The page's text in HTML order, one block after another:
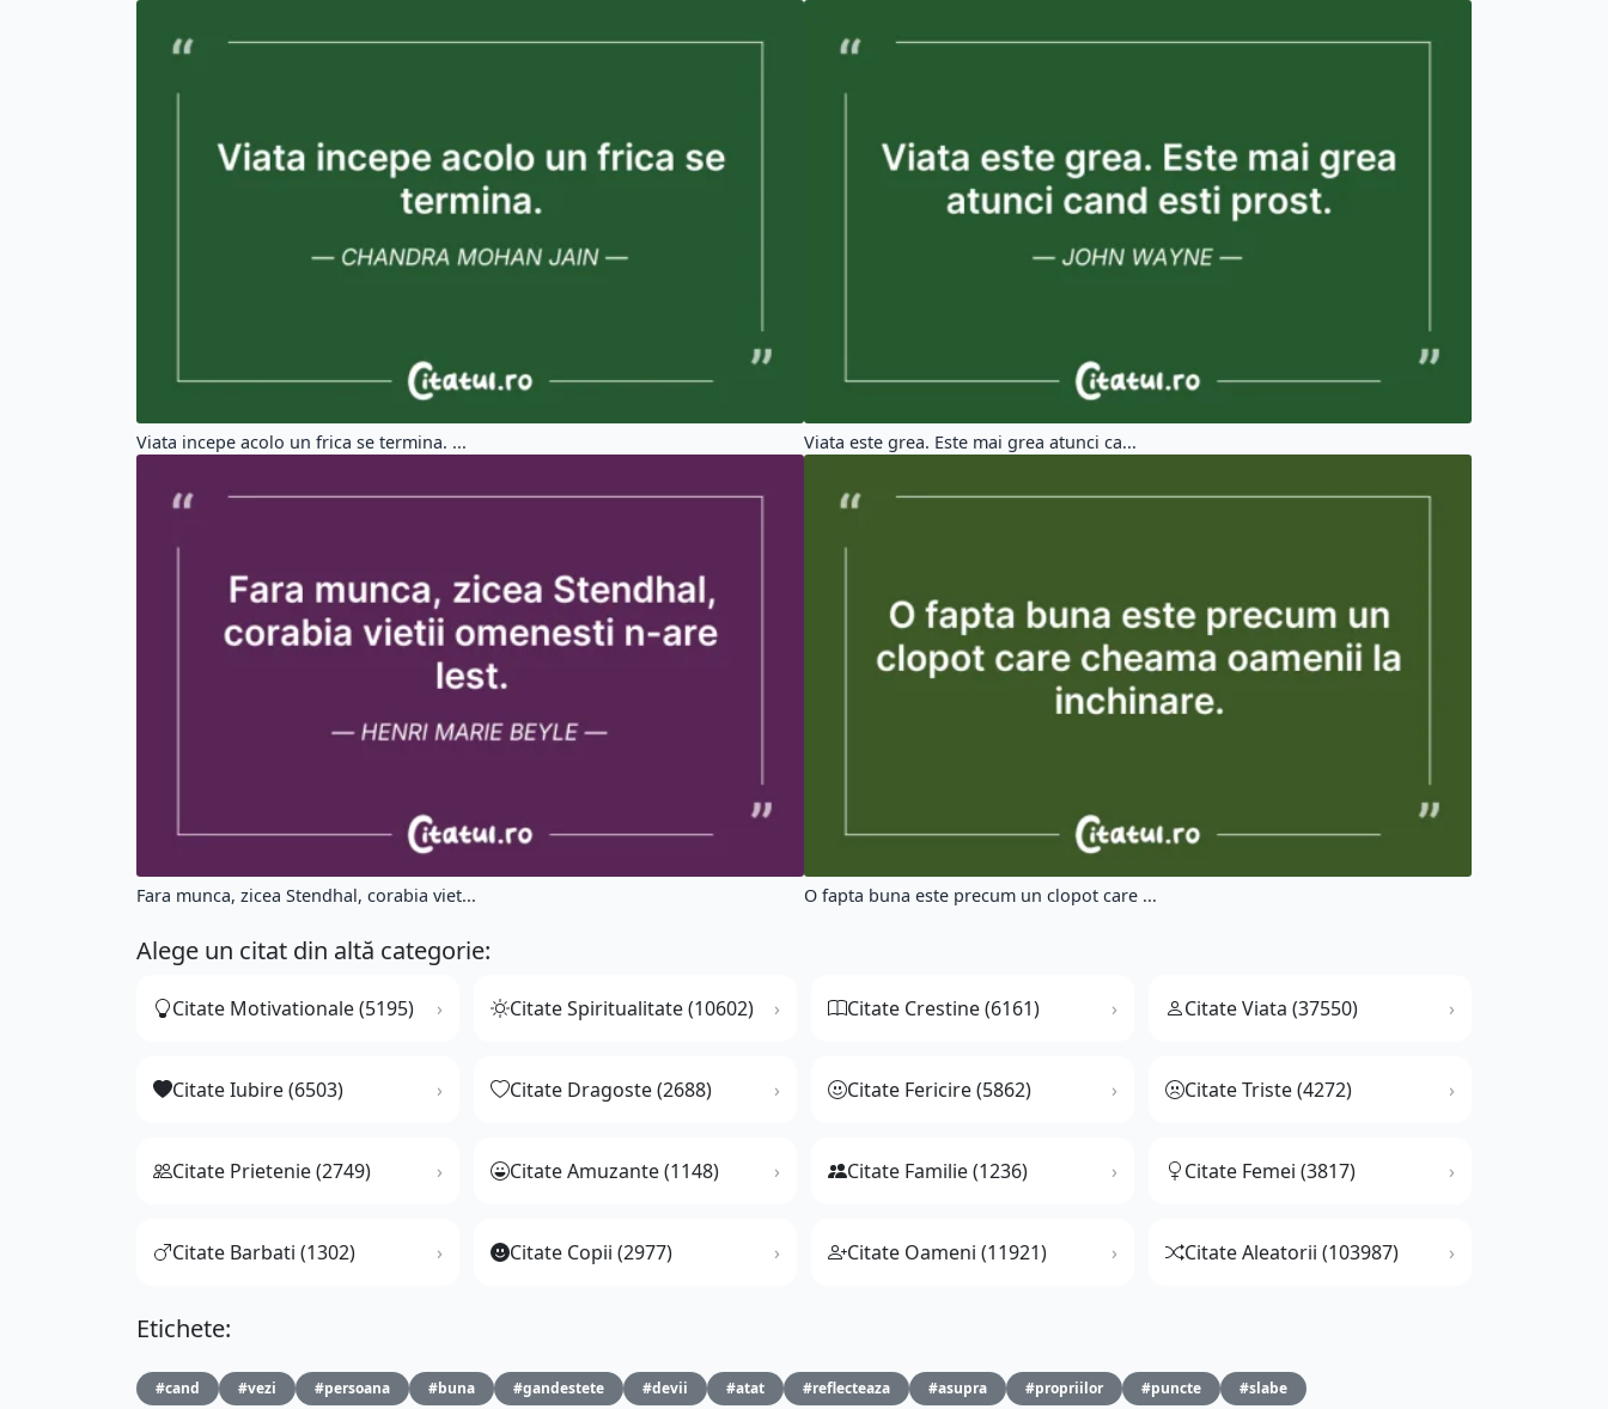
Viata incepe acolo un frica se termina. ... Viata este grea. Este mai grea atunci ca...
Fara munca, zicea Stendhal, corabia viet... O fapta buna este precum un clopot care ...
Alege un citat din altă categorie:
Citate Motivationale (5195) Citate Spiritualitate (10602) Citate Crestine (6161) Citate Viata (37550)
Citate Iubire (6503) Citate Dragoste (2688) Citate Fericire (5862) Citate Triste (4272)
Citate Prietenie (2749) Citate Amuzante (1148) Citate Familie (1236) Citate Femei (3817)
Citate Barbati (1302) Citate Copii (2977) Citate Oameni (11921) Citate Aleatorii (103987)
Etichete:
#cand #vezi #persoana #buna #gandestete #devii #atat #reflecteaza #asupra #propriilor #puncte #slabe